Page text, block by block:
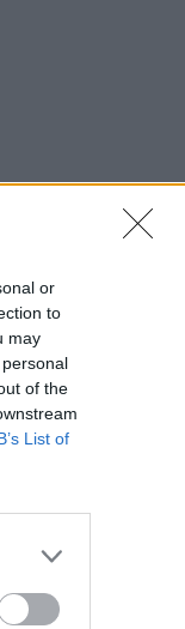
or
to
may
of the
List of